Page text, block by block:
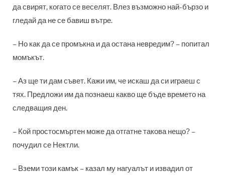
да свирят, когато се веселят. Влез възможно най-бързо и
гледай да не се бавиш вътре.
– Но как да се промъкна и да остана невредим? – попитал
момъкът.
– Аз ще ти дам съвет. Кажи им, че искаш да си играеш с
тях. Предложи им да познаеш какво ще бъде времето на
следващия ден.
– Кой простосмъртен може да отгатне такова нещо? –
почудил се Нектли.
– Вземи този камък – казал му нагуалът и извадил от